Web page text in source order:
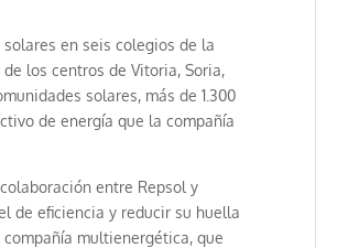
en seis colegios de la
los centros de Vitoria, Soria,
solares, más de 1.300
de energía que la compañía
entre Repsol y
de eficiencia y reducir su huella
multienergética, que